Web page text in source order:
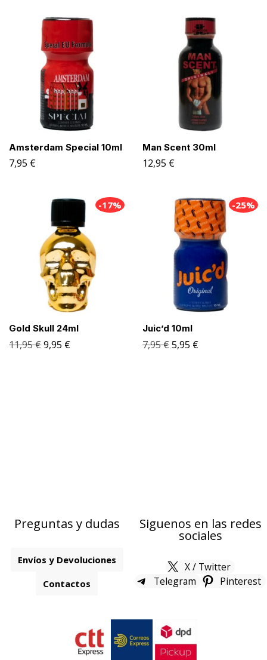
Amsterdam Special 10ml
7,95 €
Man Scent 30ml
12,95 €
-17%
Gold Skull 24ml
11,95€9,95 €
-25%
Juic’d 10ml
7,95€5,95 €
Preguntas y dudas
Envíos y Devoluciones
Contactos
Siguenos en las redes
sociales
X / Twitter
Telegram
Pinterest